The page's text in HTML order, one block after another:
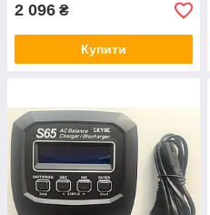
2 096 ₴
Купити